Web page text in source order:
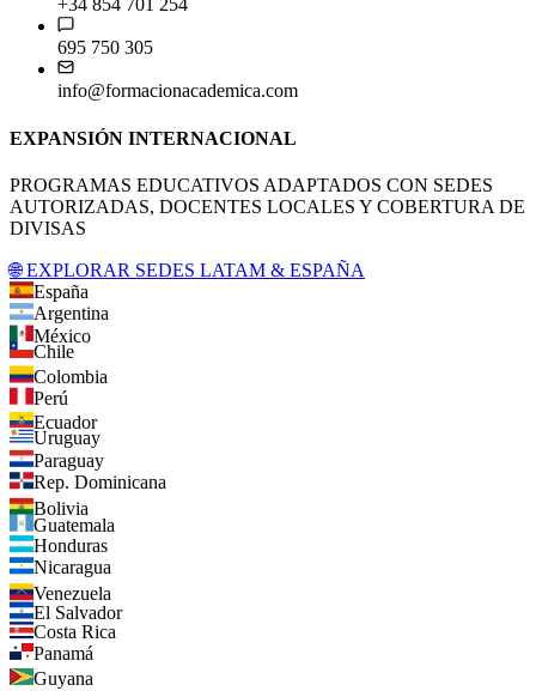
+34 854 701 254
695 750 305
info@formacionacademica.com
EXPANSIÓN INTERNACIONAL
PROGRAMAS EDUCATIVOS ADAPTADOS CON SEDES
AUTORIZADAS, DOCENTES LOCALES Y COBERTURA DE
DIVISAS
🌐 EXPLORAR SEDES LATAM & ESPAÑA
España
Argentina
México
Chile
Colombia
Perú
Ecuador
Uruguay
Paraguay
Rep. Dominicana
Bolivia
Guatemala
Honduras
Nicaragua
Venezuela
El Salvador
Costa Rica
Panamá
Guyana